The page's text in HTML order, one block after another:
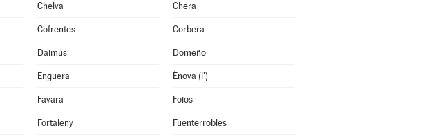
Chelva Chera
Cofrentes Corbera
Daimús Domeño
Enguera Ènova (l')
Favara Foios
Fortaleny Fuenterrobles